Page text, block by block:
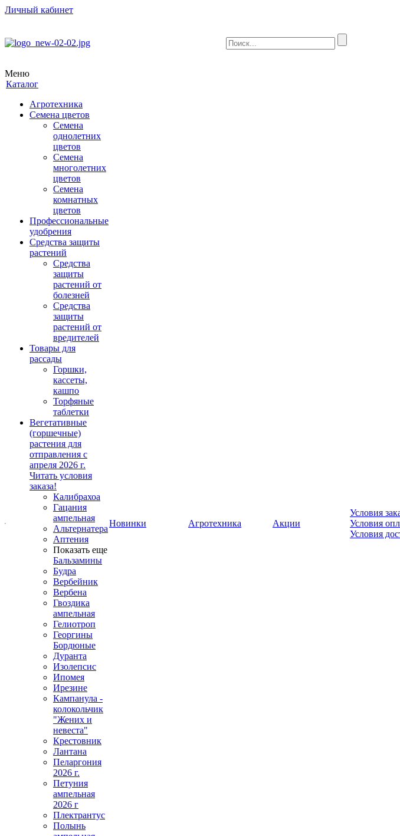
Личный кабинет
Меню
Каталог
Агротехника
Семена цветов
Семена
однолетних
цветов
Семена
многолетних
цветов
Семена
комнатных
цветов
Профессиональные
удобрения
Средства защиты
растений
Средства
защиты
растений от
болезней
Средства
защиты
растений от
вредителей
Товары для
рассады
Горшки,
кассеты,
кашпо
Торфяные
таблетки
Вегетативные
(горшечные)
растения для
отправления с
апреля 2026 г.
Читать условия
заказа!
Калибрахоа
Гацания
ампельная
Альтернатера
Аптения
Показать еще
Бальзамины
Будра
Вербейник
Вербена
Гвоздика
ампельная
Гелиотроп
Георгины
Бордюные
Дуранта
Изолепсис
Ипомея
Ирезине
Кампанула -
колокольчик
"Жених и
невеста"
Крестовник
Лантана
Пеларгония
2026 г.
Петуния
ампельная
2026 г
Плектрантус
Полынь
Новинки Агротехника Акции
Условия
Условия
Условия